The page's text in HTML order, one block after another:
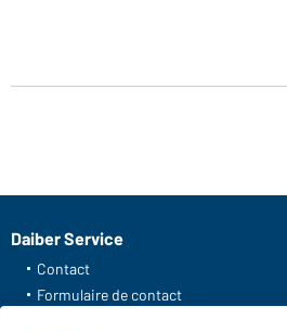
Daiber Service
Contact
Formulaire de contact